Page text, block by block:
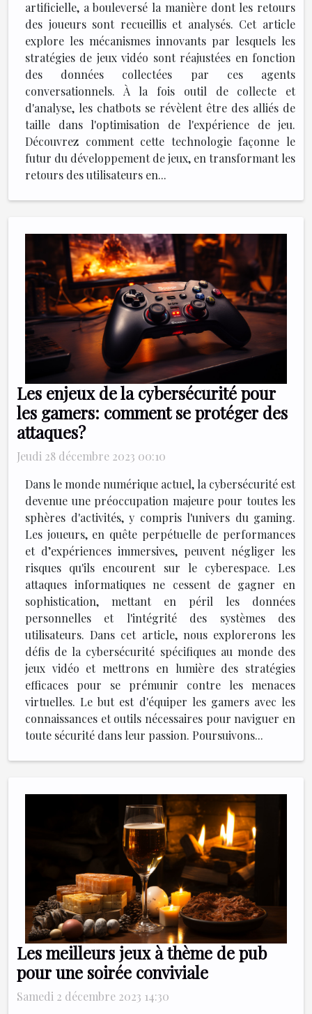
artificielle, a bouleversé la manière dont les retours
des joueurs sont recueillis et analysés. Cet article
explore les mécanismes innovants par lesquels les
stratégies de jeux vidéo sont réajustées en fonction
des données collectées par ces agents
conversationnels. À la fois outil de collecte et
d'analyse, les chatbots se révèlent être des alliés de
taille dans l'optimisation de l'expérience de jeu.
Découvrez comment cette technologie façonne le
futur du développement de jeux, en transformant les
retours des utilisateurs en...
Les enjeux de la cybersécurité pour
les gamers: comment se protéger des
attaques?
Jeudi 28 décembre 2023 00:10
Dans le monde numérique actuel, la cybersécurité est
devenue une préoccupation majeure pour toutes les
sphères d'activités, y compris l'univers du gaming.
Les joueurs, en quête perpétuelle de performances
et d’expériences immersives, peuvent négliger les
risques qu'ils encourent sur le cyberespace. Les
attaques informatiques ne cessent de gagner en
sophistication, mettant en péril les données
personnelles et l'intégrité des systèmes des
utilisateurs. Dans cet article, nous explorerons les
défis de la cybersécurité spécifiques au monde des
jeux vidéo et mettrons en lumière des stratégies
efficaces pour se prémunir contre les menaces
virtuelles. Le but est d'équiper les gamers avec les
connaissances et outils nécessaires pour naviguer en
toute sécurité dans leur passion. Poursuivons...
Les meilleurs jeux à thème de pub
pour une soirée conviviale
Samedi 2 décembre 2023 14:30